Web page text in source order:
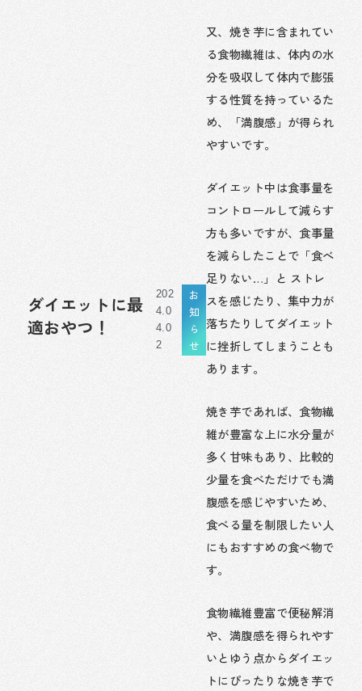
ダイエットに最
適おやつ！
202
4.0
4.0
2
お
知
ら
せ
又、焼き芋に含まれてい
る食物繊維は、体内の水
分を吸収して体内で膨張
する性質を持っているた
め、「満腹感」が得られ
やすいです。
ダイエット中は食事量を
コントロールして減らす
方も多いですが、食事量
を減らしたことで「食べ
足りない…」と ストレ
スを感じたり、集中力が
落ちたりしてダイエット
に挫折してしまうことも
あります。
焼き芋であれば、食物繊
維が豊富な上に水分量が
多く甘味もあり、比較的
少量を食べただけでも満
腹感を感じやすいため、
食べる量を制限したい人
にもおすすめの食べ物で
す。
食物繊維豊富で便秘解消
や、満腹感を得られやす
いとゆう点からダイエッ
トにぴったりな焼き芋で